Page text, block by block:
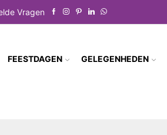
Vragen
FEESTDAGEN GELEGENHEDEN